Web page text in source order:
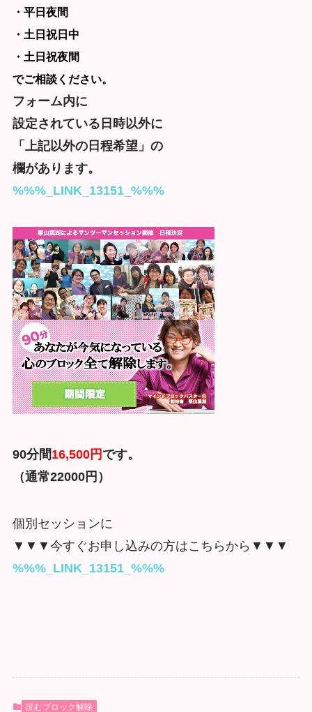
・平日夜間
・土日祝日中
・土日祝夜間
でご相談ください。
フォーム内に
設定されている日時以外に
「上記以外の日程希望」の
欄があります。
%%%_LINK_13151_%%%
90分間16,500円 です。
（通常22000円）
個別セッションに
▼▼▼今すぐお申し込みの方はこちらから▼▼▼
%%%_LINK_13151_%%%
読むブロック解除